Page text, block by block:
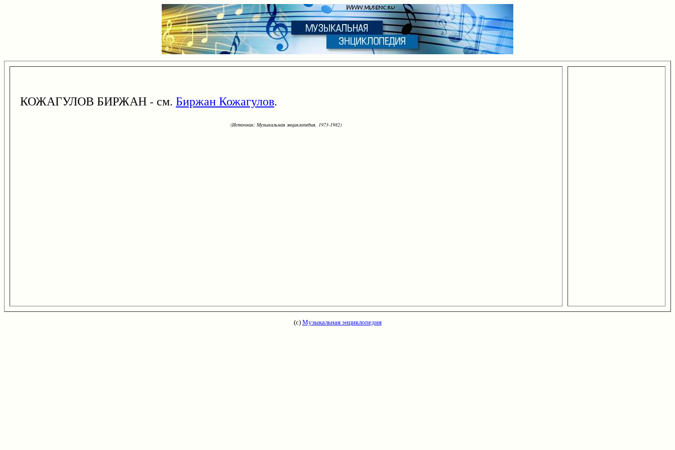
КОЖАГУЛОВ БИРЖАН - см. Биржан Кожагулов.
(Источник: Музыкальная энциклопедия, 1973-1982)
(с) Музыкальная энциклопедия